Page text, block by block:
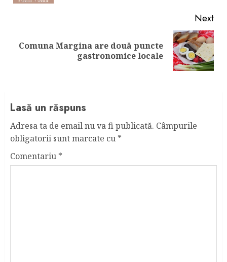
Next
Next
Comuna Margina are două puncte
gastronomice locale
Lasă un răspuns
Adresa ta de email nu va fi publicată. Câmpurile
obligatorii sunt marcate cu *
Comentariu *